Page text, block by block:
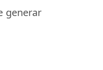
generar